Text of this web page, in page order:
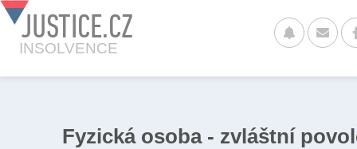
JUSTICE.CZ
INSOLVENCE
Fyzická osoba - zvláštní